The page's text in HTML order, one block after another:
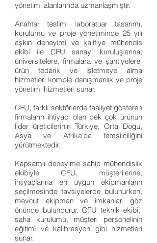
yönetimi alanlarında uzmanlaşmıştır.
Anahtar teslimi laboratuar tasarımı,
kurulumu ve proje yönetiminde 25 yılı
aşkın deneyimi ve kalifiye mühendis
ekibi ile CFU sanayi kuruluşlarına,
üniversitelere, firmalara ve şantiyelere
ürün tedarik ve işletmeye alma
hizmetleri komple danışmanlık ve proje
yönetimi hizmetleri sunar.
CFU, farklı sektörlerde faaliyet gösteren
firmaların ihtiyacı olan pek çok ürünün
lider üreticilerinin Türkiye, Orta Doğu,
Asya ve Afrika’da temsilciliğini
yürütmektedir.
Kapsamlı deneyime sahip mühendislik
ekibiyle CFU, müşterilerine,
ihtiyaçlarına en uygun ekipmanların
seçilmesinde tavsiyelerde bulunurken,
mevcut ekipman ve imkanları göz
önünde bulundurur. CFU teknik ekibi,
saha kurulumu, müşteri personelinin
eğitimi ve kalibrasyon gibi hizmetleri
sunar.